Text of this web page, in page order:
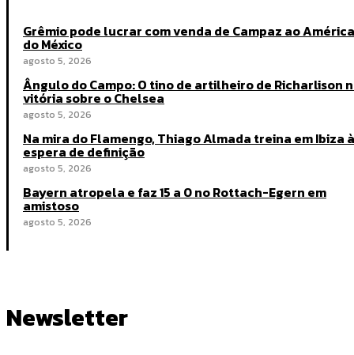
Grêmio pode lucrar com venda de Campaz ao América
do México
agosto 5, 2026
Ângulo do Campo: O tino de artilheiro de Richarlison
vitória sobre o Chelsea
agosto 5, 2026
Na mira do Flamengo, Thiago Almada treina em Ibiza à
espera de definição
agosto 5, 2026
Bayern atropela e faz 15 a 0 no Rottach-Egern em
amistoso
agosto 5, 2026
Newsletter